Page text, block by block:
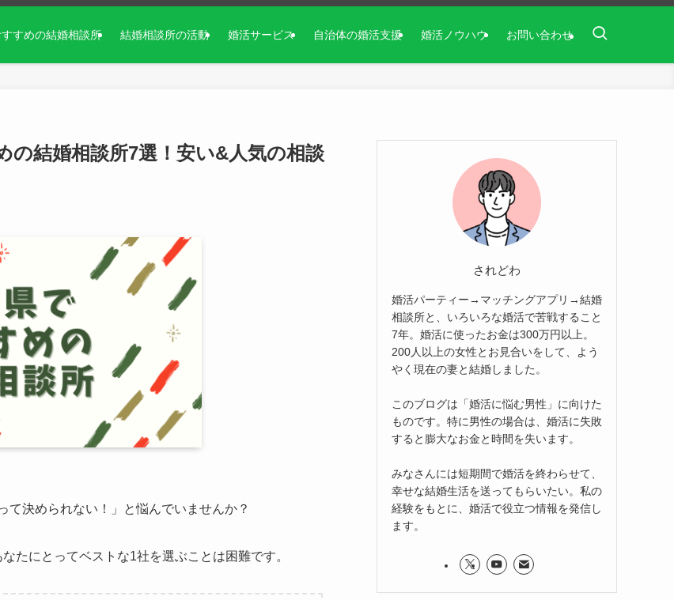
すすめの結婚相談所 結婚相談所の活動 婚活サービス 自治体の婚活支援 婚活ノウハウ お問い合わせ
の結婚相談所7選！安い&人気の相談
て決められない！」と悩んでいませんか？
たにとってベストな1社を選ぶことは困難です。
されどわ
婚活パーティー→マッチングアプリ→結婚
相談所と、いろいろな婚活で苦戦すること
7年。婚活に使ったお金は300万円以上。
200人以上の女性とお見合いをして、よう
やく現在の妻と結婚しました。
このブログは「婚活に悩む男性」に向けた
ものです。特に男性の場合は、婚活に失敗
すると膨大なお金と時間を失います。
みなさんには短期間で婚活を終わらせて、
幸せな結婚生活を送ってもらいたい。私の
経験をもとに、婚活で役立つ情報を発信し
ます。